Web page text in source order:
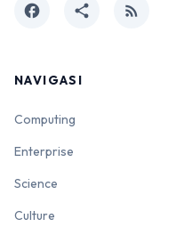
facebook share rss_feed
NAVIGASI
Computing
Enterprise
Science
Culture